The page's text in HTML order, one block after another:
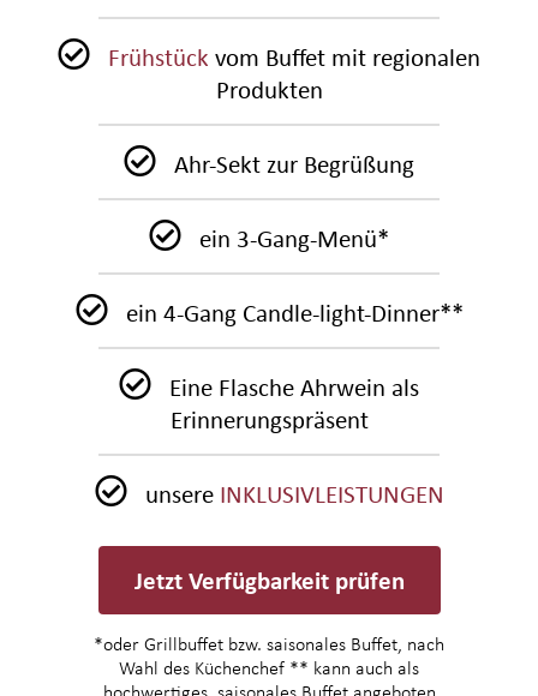
Frühstück vom Buffet mit regionalen
Produkten
Ahr-Sekt zur Begrüßung
ein 3-Gang-Menü*
ein 4-Gang Candle-light-Dinner**​
Eine Flasche Ahrwein als
Erinnerungspräsent
unsere INKLUSIVLEISTUNGEN
Jetzt Verfügbarkeit prüfen
*oder Grillbuffet bzw. saisonales Buffet, nach
Wahl des Küchenchef ** kann auch als